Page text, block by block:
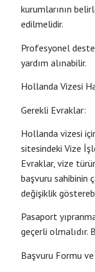
kurumlarının
edilmelidir.
Profesyonel
yardım alınabilir.
Hollanda Vizesi
Gerekli Evraklar:
Hollanda vizesi
sitesindeki Vize
Evraklar, vize
başvuru sahibinin
değişiklik
Pasaport
geçerli olmalıdır.
Başvuru Formu